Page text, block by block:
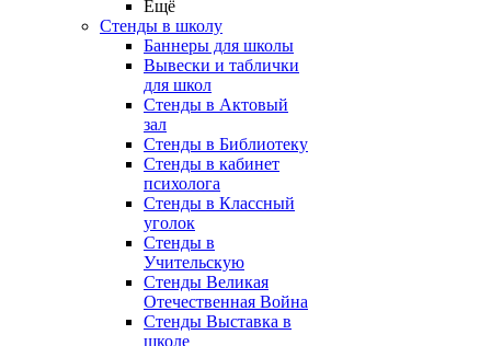
Ещё
Стенды в школу
Баннеры для школы
Вывески и таблички
для школ
Стенды в Актовый
зал
Стенды в Библиотеку
Стенды в кабинет
психолога
Стенды в Классный
уголок
Стенды в
Учительскую
Стенды Великая
Отечественная Война
Стенды Выставка в
школе